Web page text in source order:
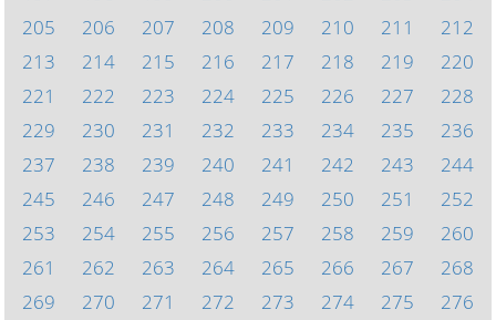
205
206 207 208 209 210 211
212
213
214 215 216 217 218 219
220
221
222 223 224 225 226 227
228
229
230 231 232 233 234 235
236
237
238 239 240 241 242 243
244
245
246 247 248 249 250 251
252
253
254 255 256 257 258 259
260
261
262 263 264 265 266 267
268
269
270 271 272 273 274 275
276